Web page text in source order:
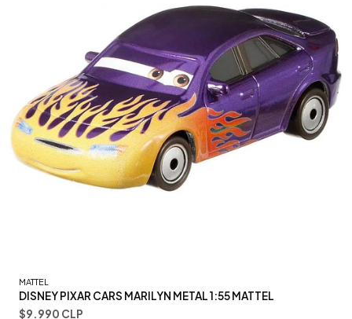
MATTEL
DISNEY PIXAR CARS MARILYN METAL 1:55 MATTEL
$9.990 CLP